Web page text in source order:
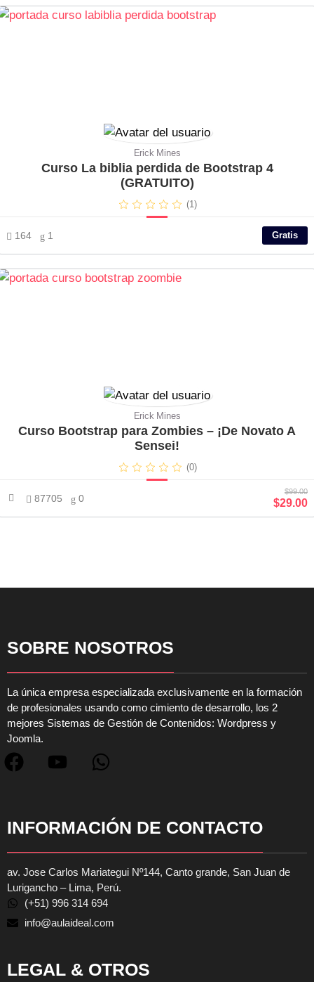
Erick Mines
(1)
Curso La biblia perdida de Bootstrap 4
(GRATUITO)
164 1 Gratis
Erick Mines
(0)
Curso Bootstrap para Zombies – ¡De Novato A
Sensei!
87705 0
$99.00
$29.00
SOBRE NOSOTROS
La única empresa especializada exclusivamente en la formación
de profesionales usando como cimiento de desarrollo, los 2
mejores Sistemas de Gestión de Contenidos: Wordpress y
Joomla.
INFORMACIÓN DE CONTACTO
av. Jose Carlos Mariategui Nº144, Canto grande, San Juan de
Lurigancho – Lima, Perú.
(+51) 996 314 694
info@aulaideal.com
LEGAL & OTROS